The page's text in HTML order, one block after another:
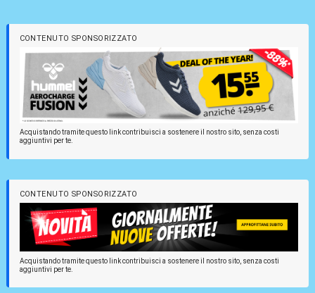
CONTENUTO SPONSORIZZATO
Acquistando tramite questo link contribuisci a sostenere il nostro sito, senza costi
aggiuntivi per te.
CONTENUTO SPONSORIZZATO
Acquistando tramite questo link contribuisci a sostenere il nostro sito, senza costi
aggiuntivi per te.